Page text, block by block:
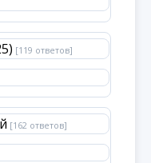
[119 ответов]
[162 ответов]